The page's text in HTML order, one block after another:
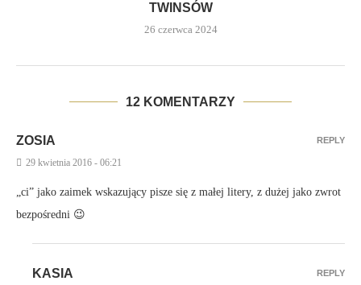
TWINSÓW
26 czerwca 2024
12 KOMENTARZY
ZOSIA
29 kwietnia 2016 - 06:21
„ci” jako zaimek wskazujący pisze się z małej litery, z dużej jako zwrot
bezpośredni 😉
REPLY
KASIA REPLY